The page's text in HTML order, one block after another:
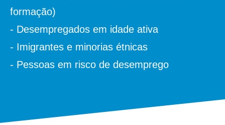
formação)
‑ Desempregados em idade ativa
‑ Imigrantes e minorias étnicas
‑ Pessoas em risco de desemprego